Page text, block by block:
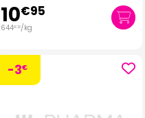
10€95
644€ 12/kg
-3€